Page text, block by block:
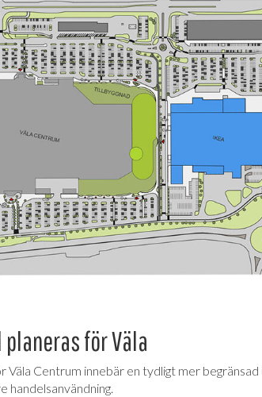
för Väla
Centrum innebär en tydligt mer begränsad
handelsanvändning.